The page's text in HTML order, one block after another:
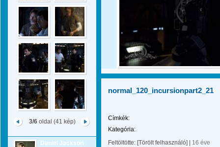
3/6oldal (41 kép)
Daniel Jackson
normal_120_incursionpart2_21
Címkék:
Kategória:
Feltöltötte: [Törölt felhasználó]
16 éve